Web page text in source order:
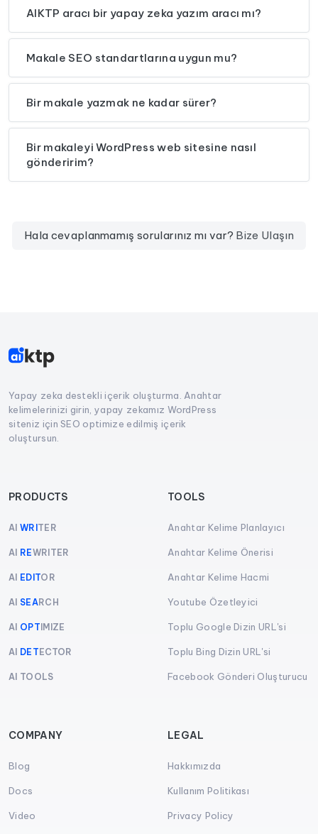
AIKTP aracı bir yapay zeka yazım aracı mı?
Makale SEO standartlarına uygun mu?
Bir makale yazmak ne kadar sürer?
Bir makaleyi WordPress web sitesine nasıl
gönderirim?
Hala cevaplanmamış sorularınız mı var? Bize Ulaşın
Yapay zeka destekli içerik oluşturma. Anahtar
kelimelerinizi girin, yapay zekamız WordPress
siteniz için SEO optimize edilmiş içerik
oluştursun.
PRODUCTS
AI WRI TER
AI REWRITER
AI EDITOR
AI SEARCH
AI OPT IMIZE
AI DET ECTOR
AI TOOLS
TOOLS
Anahtar Kelime Planlayıcı
Anahtar Kelime Önerisi
Anahtar Kelime Hacmi
Youtube Özetleyici
Toplu Google Dizin URL'si
Toplu Bing Dizin URL'si
Facebook Gönderi Oluşturucu
COMPANY
Blog
Docs
Video
LEGAL
Hakkımızda
Kullanım Politikası
Privacy Policy